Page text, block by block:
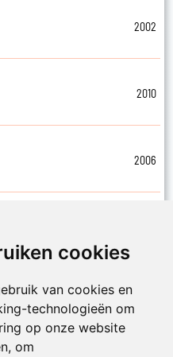
cookies
van cookies en
technologieën om
op onze website
om
2002
2010
2006